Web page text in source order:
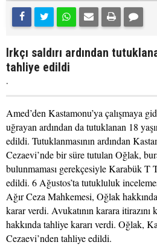
Irkçı saldırı ardından
tahliye edildi
.
Amed’den Kastamonu’ya çalışmaya
uğrayan ardından da tutuklanan 18
edildi. Tutuklanmasının ardından
Cezaevi’nde bir süre tutulan Oğlak,
bulunmaması gerekçesiyle Karabük T
edildi. 6 Ağustos’ta tutukluluk
Ağır Ceza Mahkemesi, Oğlak
karar verdi. Avukatının karara
hakkında tahliye kararı verdi. Oğlak,
Cezaevi’nden tahliye edildi.